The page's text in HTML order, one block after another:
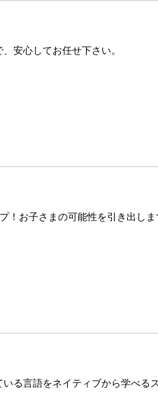
安心してお任せ下さい。
お子さまの可能性を引き出しま
る言語をネイティブから学べる